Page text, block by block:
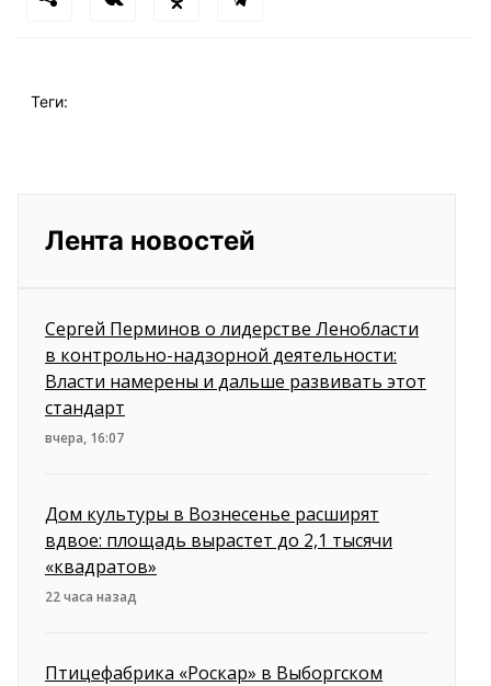
Теги:
Лента новостей
Сергей Перминов о лидерстве Ленобласти
в контрольно-надзорной деятельности:
Власти намерены и дальше развивать этот
стандарт
вчера, 16:07
Дом культуры в Вознесенье расширят
вдвое: площадь вырастет до 2,1 тысячи
«квадратов»
22 часа назад
Птицефабрика «Роскар» в Выборгском